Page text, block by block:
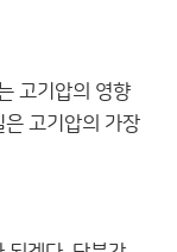
고기압의 영향
고기압의 가장